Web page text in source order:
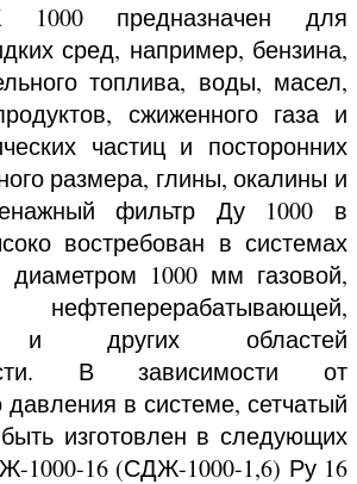
предназначен для
сред, например, бензина,
топлива, воды, масел,
сжиженного газа и
частиц и посторонних
размера, глины, окалины и
фильтр Ду 1000 в
востребован в системах
диаметром 1000 мм газовой,
и других областей
В зависимости от
в системе, сетчатый
изготовлен в следующих
1000-16 (СДЖ-1000-1,6) Ру 16